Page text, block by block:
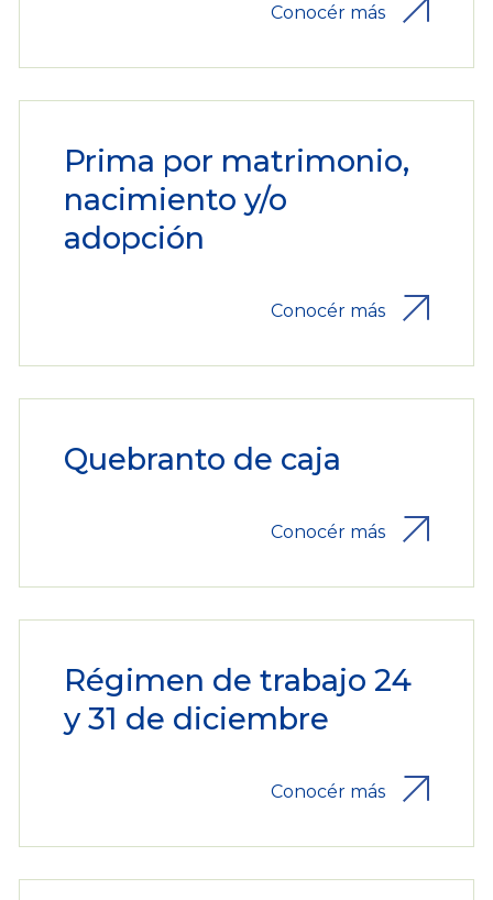
Conocér más
Prima por matrimonio,
nacimiento y/o
adopción
Conocér más
Quebranto de caja
Conocér más
Régimen de trabajo 24
y 31 de diciembre
Conocér más